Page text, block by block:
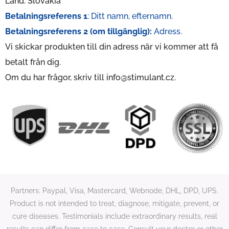
Betalningsreferens 1: Ditt namn, efternamn.
Betalningsreferens 2 (om tillgänglig): Adress.
Vi skickar produkten till din adress när vi kommer att få
betalt från dig.
Om du har frågor, skriv till info@stimulant.cz.
Partners: Paypal, Visa, Mastercard, Webnode, DHL, DPD, UPS.
Product is not intended to treat, diagnose, mitigate, prevent, or
cure diseases. Testimonials include extraordinary results, real